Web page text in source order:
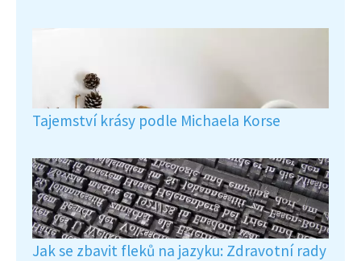
Tajemství krásy podle Michaela Korse
Jak se zbavit fleků na jazyku: Zdravotní rady